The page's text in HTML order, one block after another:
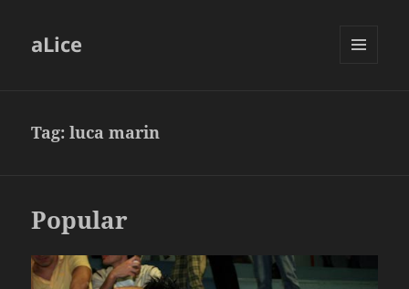
aLice
Tag:luca marin
Popular